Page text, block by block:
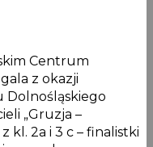
Centrum
z okazji
Dolnośląskiego
„Gruzja –
kl. 2a i 3 c – finalistki